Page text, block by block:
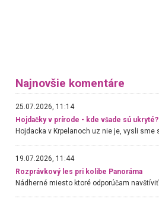
Najnovšie komentáre
25.07.2026, 11:14
Hojdačky v prírode - kde všade sú ukryté?
19.07.2026, 11:44
Rozprávkový les pri kolibe Panoráma